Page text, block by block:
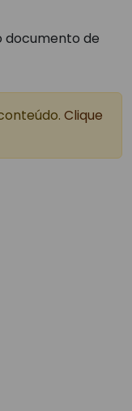
documento de
Clique